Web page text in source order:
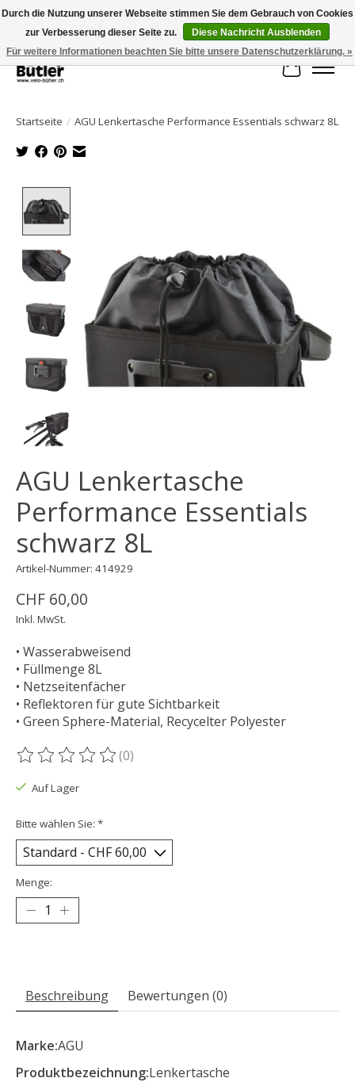
Große Auswahl an Produkten und schneller Versand!
Ihr
Startseite / AGU Lenkertasche Performance Essentials schwarz 8L
AGU Lenkertasche
Performance Essentials
schwarz 8L
Artikel-Nummer: 414929
CHF 60,00
Inkl. MwSt.
• Wasserabweisend
• Füllmenge 8L
• Netzseitenfächer
• Reflektoren für gute Sichtbarkeit
• Green Sphere-Material, Recycelter Polyester
Die Bewertung dieses Produkts ist
(0)
Auf Lager
Bitte wählen Sie: *
Menge:
Beschreibung Bewertungen (0)
Marke:AGU
Produktbezeichnung:Lenkertasche
Durch die Nutzung unserer Webseite stimmen Sie dem Gebrauch von Cookies
zur Verbesserung dieser Seite zu.
Diese Nachricht Ausblenden
Für weitere Informationen beachten Sie bitte unsere Datenschutzerklärung. »